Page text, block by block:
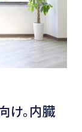
け。内臓